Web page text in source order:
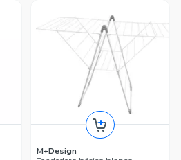
M+Design